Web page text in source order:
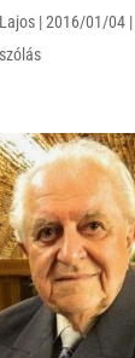
|2016/01/04|